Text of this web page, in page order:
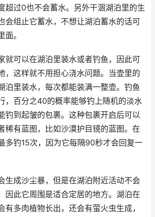
超过0也不会蓄水。另外干涸湖泊里的生
会组止它蓄水，不想让湖泊蓄水的话可
面。
就可以在湖泊里装水或者钓鱼，因此可
，这样就不用担心浇水问题。当壶里的
泊里装水，每次都能装满一整壶。钓鱼
，百分之40的概率能够钓上随机的淡水
钓到起皱的包裹。这种包裹开启后可以
稀有蓝图，比如沙漠护目镜的蓝图。在
多钓15次，因为它每隔90秒才会回复一
生成沙尘暴，但是在湖泊附近活动不会
因此它周围是适合定居的地方。湖泊在
有多肉植物长出，还会有萤火虫生成，